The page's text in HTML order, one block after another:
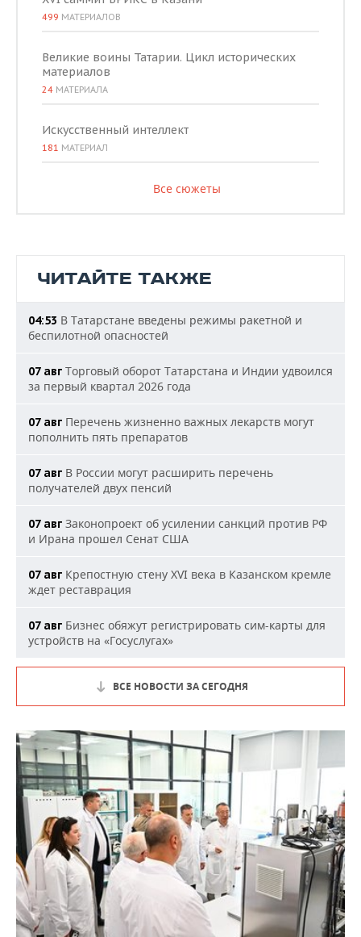
499 МАТЕРИАЛОВ
Великие воины Татарии. Цикл исторических
материалов
24 МАТЕРИАЛА
Искусственный интеллект
181 МАТЕРИАЛ
Все сюжеты
ЧИТАЙТЕ ТАКЖЕ
04:53 В Татарстане введены режимы ракетной и
беспилотной опасностей
07 авг Торговый оборот Татарстана и Индии удвоился
за первый квартал 2026 года
07 авг Перечень жизненно важных лекарств могут
пополнить пять препаратов
07 авг В России могут расширить перечень
получателей двух пенсий
07 авг Законопроект об усилении санкций против РФ
и Ирана прошел Сенат США
07 авг Крепостную стену XVI века в Казанском кремле
ждет реставрация
07 авг Бизнес обяжут регистрировать сим-карты для
устройств на «Госуслугах»
ВСЕ НОВОСТИ ЗА СЕГОДНЯ